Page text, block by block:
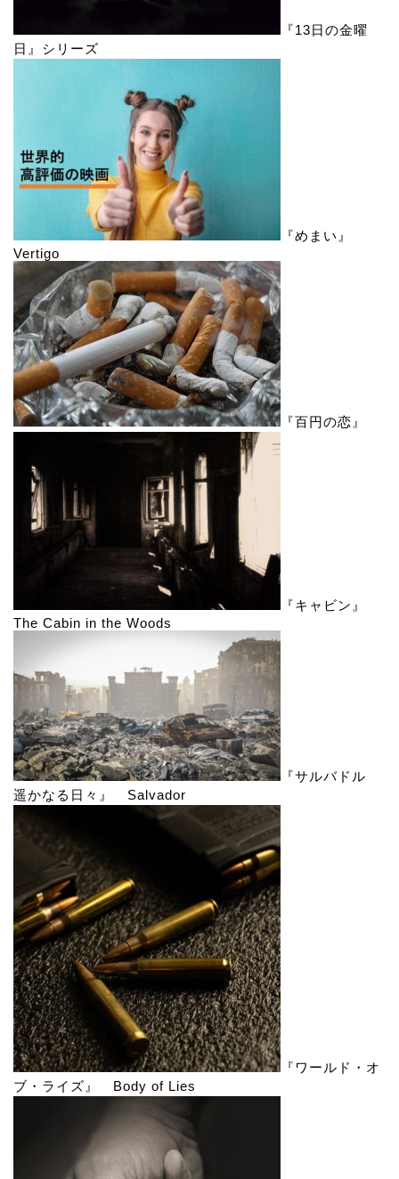
『13日の金曜
日』シリーズ
『めまい』
Vertigo
『百円の恋』
『キャビン』
The Cabin in the Woods
『サルバドル
遥かなる日々』 Salvador
『ワールド・オ
ブ・ライズ』 Body of Lies